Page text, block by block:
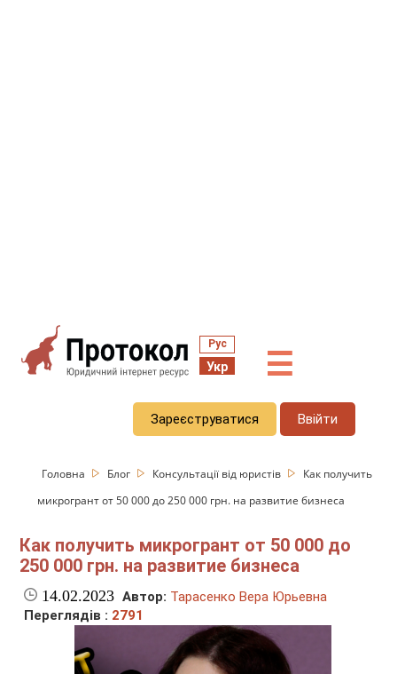
Рус
Укр ☰
Зареєструватися Ввійти
Головна Блог Консультації від юристів
Как получить
микрогрант от 50 000 до 250 000 грн. на развитие бизнеса
Как получить микрогрант от 50 000 до
250 000 грн. на развитие бизнеса
14.02.2023 Автор: Тарасенко Вера Юрьевна
Переглядів : 2791